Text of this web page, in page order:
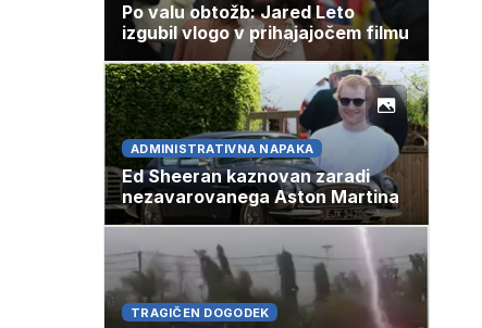
Po valu obtožb: Jared Leto
izgubil vlogo v prihajajočem filmu
ADMINISTRATIVNA NAPAKA
Ed Sheeran kaznovan zaradi
nezavarovanega Aston Martina
TRAGIČEN DOGODEK